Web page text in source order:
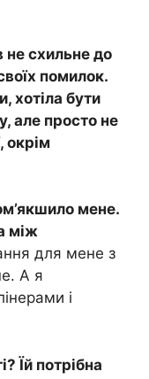
не схильне до
помилок.
хотіла бути
але просто не
окрім
мене.
між
для мене з
А я
і
Їй потрібна